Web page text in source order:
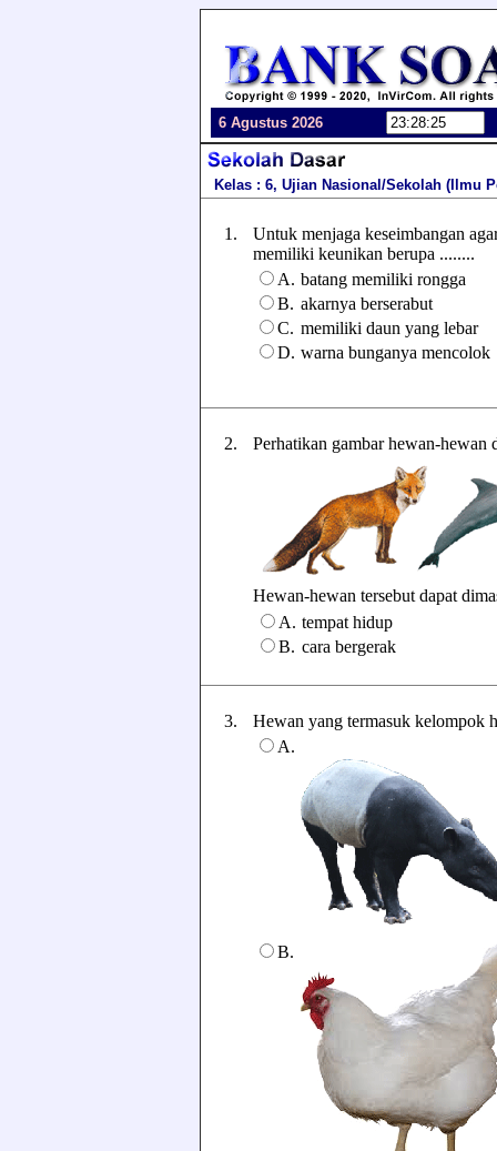
6 Agustus 2026
Kelas : 6, Ujian Nasional/Sekolah (Ilmu
1.
Untuk menjaga keseimbangan
memiliki keunikan berupa ........
A. batang memiliki rongga
B. akarnya berserabut
C. memiliki daun yang lebar
D. warna bunganya mencolok
2. Perhatikan gambar hewan-hewan
Hewan-hewan tersebut dapat
A. tempat hidup
B. cara bergerak
3.
Hewan yang termasuk kelompok
A.
B.